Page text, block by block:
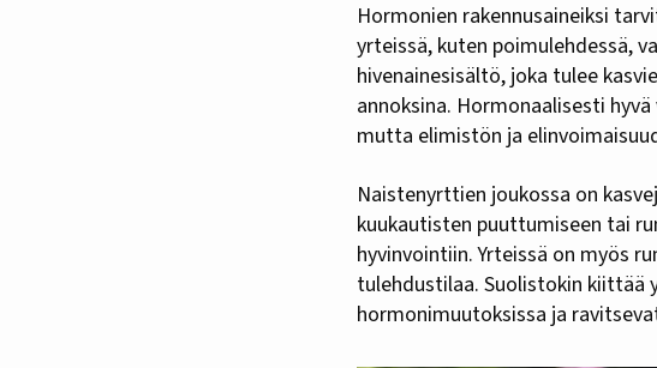
Hormonien rakennusaineiksi
yrteissä, kuten poimulehdessä,
hivenainesisältö, joka tulee
annoksina. Hormonaalisesti
mutta elimistön ja
Naistenyrttien joukossa on
kuukautisten puuttumiseen tai
hyvinvointiin. Yrteissä on myös
tulehdustilaa. Suolistokin kiittää
hormonimuutoksissa ja